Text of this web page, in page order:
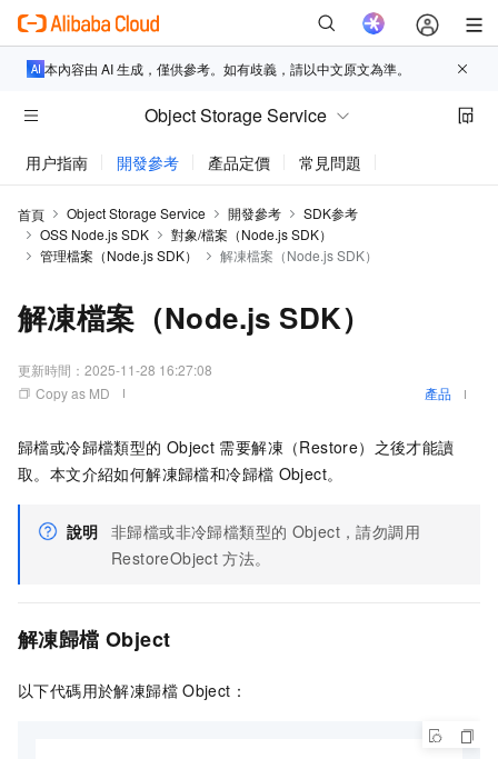
本內容由 AI 生成，僅供參考。如有歧義，請以中文原文為準。
Object Storage Service
用户指南 開發參考 產品定價 常見問題
首頁 Object Storage Service 開發參考
SDK参考
OSS Node.js SDK
對象/檔案（Node.js SDK）
管理檔案（Node.js SDK）
解凍檔案（Node.js SDK）
解凍檔案（Node.js SDK）
更新時間： 2025-11-28 16:27:08
Copy as MD
產品
歸檔或冷歸檔類型的 Object 需要解凍（Restore）之後才能讀
取。本文介紹如何解凍歸檔和冷歸檔 Object。
說明 非歸檔或非冷歸檔類型的 Object，請勿調用
RestoreObject 方法。
解凍歸檔 Object
以下代碼用於解凍歸檔 Object：